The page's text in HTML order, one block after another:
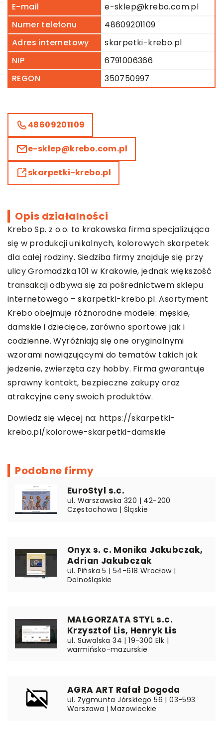
E-mail
e-sklep@krebo.com.pl
Numer telefonu
48609201109
Adres internetowy
skarpetki-krebo.pl
NIP
6791006366
REGON
350750997
48609201109
e-sklep@krebo.com.pl
skarpetki-krebo.pl
Opis działalności
Krebo Sp. z o.o. to krakowska firma specjalizująca
się w produkcji unikalnych, kolorowych skarpetek
dla całej rodziny. Siedziba firmy znajduje się przy
ulicy Gromadzka 101 w Krakowie, jednak większość
transakcji odbywa się za pośrednictwem sklepu
internetowego – skarpetki-krebo.pl. Asortyment
Krebo obejmuje różnorodne modele: męskie,
damskie i dziecięce, zarówno sportowe jak i
codzienne. Wyróżniają się one oryginalnymi
wzorami nawiązującymi do tematów takich jak
jedzenie, zwierzęta czy hobby. Firma gwarantuje
sprawny kontakt, bezpieczne zakupy oraz
atrakcyjne ceny swoich produktów.
Dowiedz się więcej na: https://skarpetki-
krebo.pl/kolorowe-skarpetki-damskie
Podobne firmy
EuroStyl s.c.
ul. Warszawska 320 | 42-200
Częstochowa | Śląskie
Onyx s. c. Monika Jakubczak,
Adrian Jakubczak
ul. Pińska 5 | 54-618 Wrocław |
Dolnośląskie
MAŁGORZATA STYL s.c.
Krzysztof Lis, Henryk Lis
ul. Suwalska 34 | 19-300 Ełk |
warmińsko-mazurskie
AGRA ART Rafał Dogoda
ul. Zygmunta Jórskiego 56 | 03-593
Warszawa | Mazowieckie